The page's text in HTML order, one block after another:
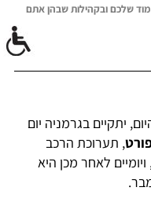
שלכם ובקהילות שבהן אתם
יתקיים בגרמניה יום
, תערוכת הרכב
ביותר באירופה לשנת 2017, ויומיים לאחר מכן היא